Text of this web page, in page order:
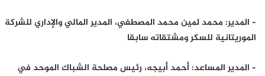
– المدير: محمد لمين محمد المصطفي، المدير المالي والإداري للشركة
الموريتانية للسكر ومشتقاته سابقا
– المدير المساعد: أحمد أبيجه، رئيس مصلحة الشباك الموحد في